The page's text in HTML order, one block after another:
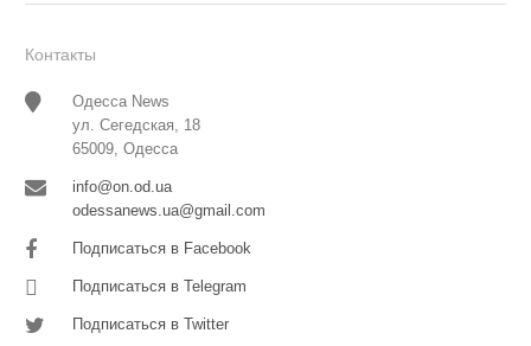
Контакты
Одесса News
ул. Сегедская, 18
65009, Одесса
info@on.od.ua
odessanews.ua@gmail.com
Подписаться в Facebook
Подписаться в Telegram
Подписаться в Twitter